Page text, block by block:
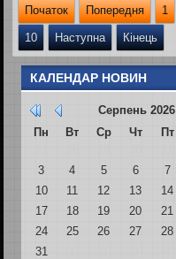
Початок
Попередня 1
10 Наступна Кінець
КАЛЕНДАР НОВИН
Серпень 2026
Пн
Вт Ср Чт Пт
3
4 5 6 7
10
11 12 13 14
17
18 19 20 21
24
25 26 27 28
31